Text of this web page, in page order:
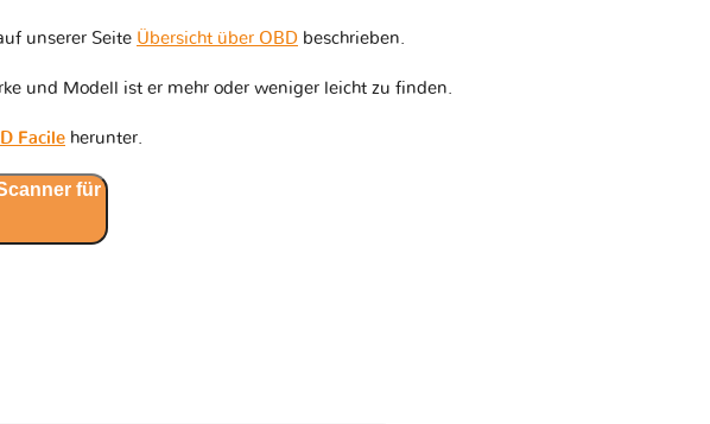
unserer Seite Übersicht über OBD beschrieben.
und Modell ist er mehr oder weniger leicht zu finden.
Facile herunter.
für